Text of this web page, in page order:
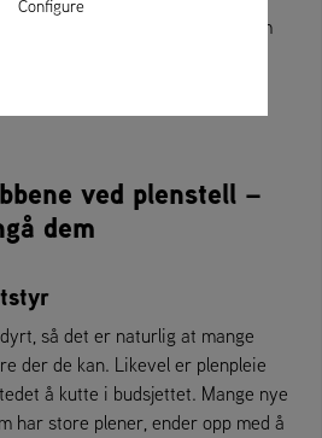
er vi her for å trekke frem
– både for nye og
med tips til hvordan du kan
ved plenstell –
dem
så det er naturlig at mange
der de kan. Likevel er plenpleie
å kutte i budsjettet. Mange nye
har store plener, ender opp med å
Configure